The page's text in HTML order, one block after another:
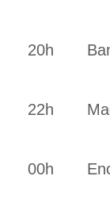
20h
22h
00h